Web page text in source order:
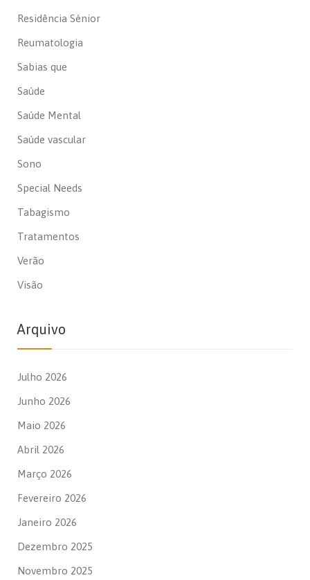
Residência Sénior
Reumatologia
Sabias que
Saúde
Saúde Mental
Saúde vascular
Sono
Special Needs
Tabagismo
Tratamentos
Verão
Visão
Arquivo
Julho 2026
Junho 2026
Maio 2026
Abril 2026
Março 2026
Fevereiro 2026
Janeiro 2026
Dezembro 2025
Novembro 2025